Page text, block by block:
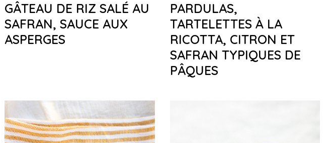
GÂTEAU DE RIZ SALÉ AU
SAFRAN, SAUCE AUX
ASPERGES
PARDULAS,
TARTELETTES À LA
RICOTTA, CITRON ET
SAFRAN TYPIQUES DE
PÂQUES